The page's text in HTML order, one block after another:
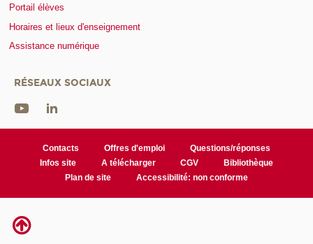
Portail élèves
Horaires et lieux d'enseignement
Assistance numérique
RÉSEAUX SOCIAUX
Contacts Offres d'emploi
Questions/réponses
Infos site
A télécharger CGV
Bibliothèque
Plan de site
Accessibilité: non conforme